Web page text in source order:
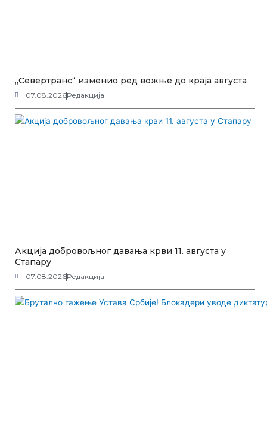
„Севертранс“ изменио ред вожње до краја августа
07.08.2026Редакција
Акција добровољног давања крви 11. августа у
Стапару
07.08.2026Редакција